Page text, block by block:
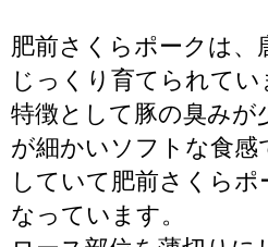
肥前さくらポークは、
じっくり育てられてい
特徴として豚の臭みが
が細かいソフトな食感
していて肥前さくらポ
なっています。